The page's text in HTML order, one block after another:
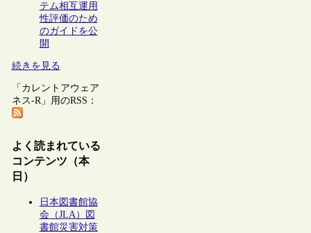
テム相互運用
性評価のため
のガイドを公
開
続きを見る
「カレントアウェア
ネス-R」用のRSS：
よく読まれている
コンテンツ（本
日）
日本図書館協
会（JLA）図
書館災害対策